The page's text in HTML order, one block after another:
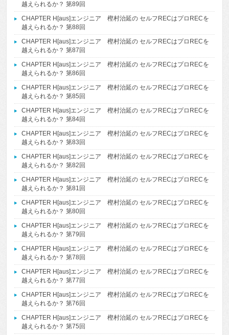
越えられるか？ 第89回
CHAPTER H[aus]エンジニア 樫村治延の セルフRECはプロRECを
越えられるか？ 第88回
CHAPTER H[aus]エンジニア 樫村治延の セルフRECはプロRECを
越えられるか？ 第87回
CHAPTER H[aus]エンジニア 樫村治延の セルフRECはプロRECを
越えられるか？ 第86回
CHAPTER H[aus]エンジニア 樫村治延の セルフRECはプロRECを
越えられるか？ 第85回
CHAPTER H[aus]エンジニア 樫村治延の セルフRECはプロRECを
越えられるか？ 第84回
CHAPTER H[aus]エンジニア 樫村治延の セルフRECはプロRECを
越えられるか？ 第83回
CHAPTER H[aus]エンジニア 樫村治延の セルフRECはプロRECを
越えられるか？ 第82回
CHAPTER H[aus]エンジニア 樫村治延の セルフRECはプロRECを
越えられるか？ 第81回
CHAPTER H[aus]エンジニア 樫村治延の セルフRECはプロRECを
越えられるか？ 第80回
CHAPTER H[aus]エンジニア 樫村治延の セルフRECはプロRECを
越えられるか？ 第79回
CHAPTER H[aus]エンジニア 樫村治延の セルフRECはプロRECを
越えられるか？ 第78回
CHAPTER H[aus]エンジニア 樫村治延の セルフRECはプロRECを
越えられるか？ 第77回
CHAPTER H[aus]エンジニア 樫村治延の セルフRECはプロRECを
越えられるか？ 第76回
CHAPTER H[aus]エンジニア 樫村治延の セルフRECはプロRECを
越えられるか？ 第75回